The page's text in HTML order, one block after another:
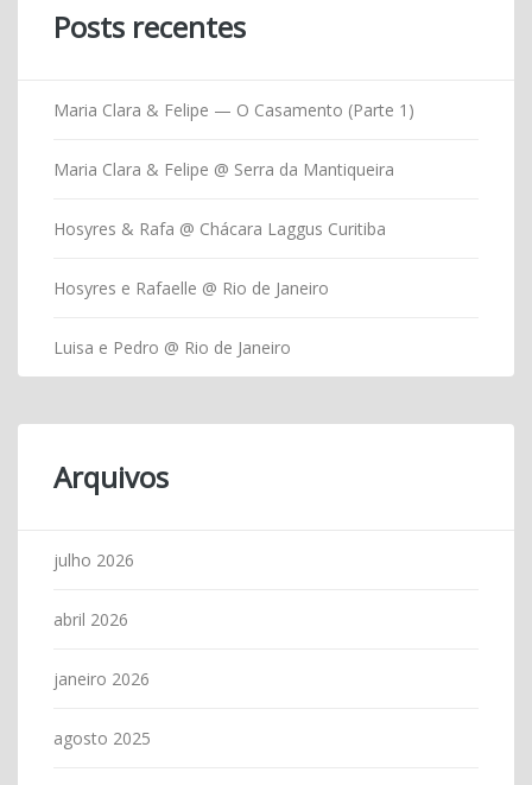
Posts recentes
Maria Clara & Felipe — O Casamento (Parte 1)
Maria Clara & Felipe @ Serra da Mantiqueira
Hosyres & Rafa @ Chácara Laggus Curitiba
Hosyres e Rafaelle @ Rio de Janeiro
Luisa e Pedro @ Rio de Janeiro
Arquivos
julho 2026
abril 2026
janeiro 2026
agosto 2025